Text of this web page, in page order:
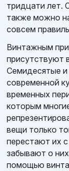
тридцати лет.
также можно
совсем
Винтажным
присутствуют
Семидесятые
современной
временных
которым
вещи только
перестают их
забывают о
помощью